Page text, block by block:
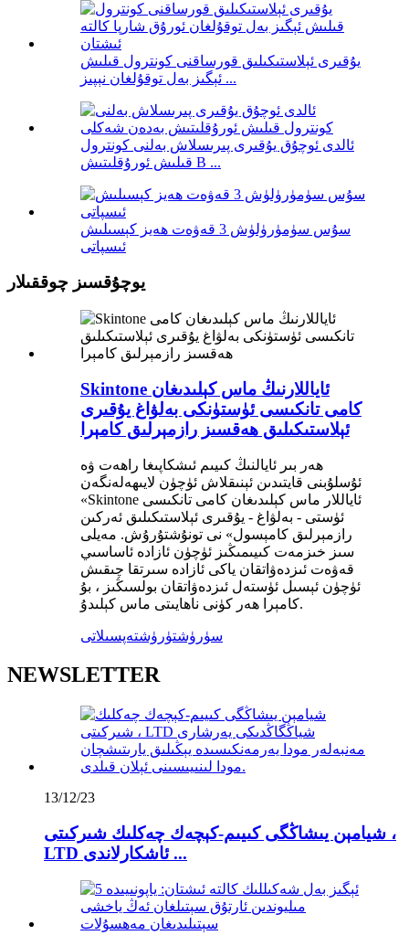
يۇقىرى ئېلاستىكىلىق قورساقنى كونترول قىلىش
ئېگىز بەل توقۇلغان نېپىز ...
ئالدى ئوچۇق يۇقىرى پىرىسلاش بەلنى كونترول
قىلىش ئورۇقلىتىش B ...
سۇس سۈمۈرۈلۈش 3 قەۋەت ھەيز كېسىلىش
ئىسپاتى
يوچۇقسىز چوققىلار
Skintone ئاياللارنىڭ ماس كېلىدىغان
كامى تانكىسى ئۈستۈنكى بەلۋاغ يۇقىرى
ئېلاستىكىلىق ھەقسىز رازمېرلىق كامېرا
ھەر بىر ئايالنىڭ كىيىم ئىشكاپىغا راھەت ۋە
ئۇسلۇبنى قايتىدىن ئېنىقلاش ئۈچۈن لايىھەلەنگەن
«Skintone ئاياللار ماس كېلىدىغان كامى تانكىسى
ئۈستى - بەلۋاغ - يۇقىرى ئېلاستىكىلىق ئەركىن
رازمېرلىق كامېسول» نى تونۇشتۇرۇش. مەيلى
سىز خىزمەت كىيىمىڭىز ئۈچۈن ئازادە ئاساسىي
قەۋەت ئىزدەۋاتقان ياكى ئازادە سىرتقا چىقىش
ئۈچۈن ئېسىل ئۈستەل ئىزدەۋاتقان بولسىڭىز ، بۇ
كامېرا ھەر كۈنى ناھايىتى ماس كېلىدۇ.
سۈرۈشتۈرۈشتەپسىلاتى
NEWSLETTER
13/12/23
شيامېن يىشاڭگى كىيىم-كېچەك چەكلىك شىركىتى ،
LTD ئاشكارلاندى ...